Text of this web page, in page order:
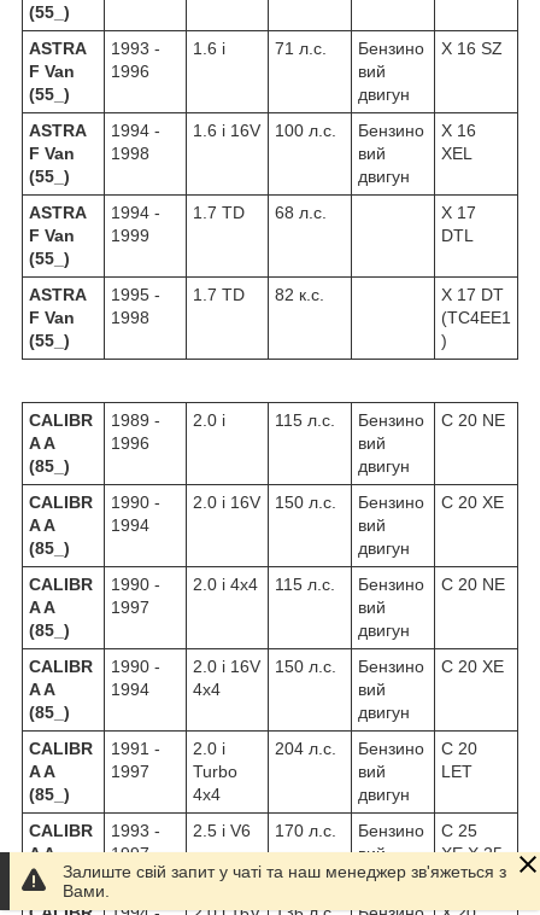
(55_)
ASTRA
F Van
(55_)
1993 -
1996
1.6 i 71 л.с.
Бензино
вий
двигун
X 16 SZ
ASTRA
F Van
(55_)
1994 -
1998
1.6 i 16V 100 л.с.
Бензино
вий
двигун
X 16
XEL
ASTRA
F Van
(55_)
1994 -
1999
1.7 TD 68 л.с.
X 17
DTL
ASTRA
F Van
(55_)
1995 -
1998
1.7 TD 82 к.с.
X 17 DT
(TC4EE1
)
CALIBR
A A
(85_)
1989 -
1996
2.0 i 115 л.с.
Бензино
вий
двигун
C 20 NE
CALIBR
A A
(85_)
1990 -
1994
2.0 i 16V 150 л.с.
Бензино
вий
двигун
C 20 XE
CALIBR
A A
(85_)
1990 -
1997
2.0 i 4x4 115 л.с.
Бензино
вий
двигун
C 20 NE
CALIBR
A A
(85_)
1990 -
1994
2.0 i 16V
4x4
150 л.с.
Бензино
вий
двигун
C 20 XE
CALIBR
A A
(85_)
1991 -
1997
2.0 i
Turbo
4x4
204 л.с.
Бензино
вий
двигун
C 20
LET
CALIBR
A A
(85_)
1993 -
1997
2.5 i V6 170 л.с.
Бензино
вий
двигун
C 25
XE,X 25
XE
Залиште свій запит у чаті та наш менеджер зв'яжеться з
Вами.